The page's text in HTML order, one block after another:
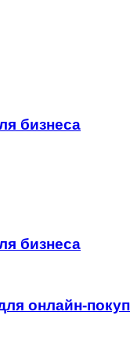
бизнеса
бизнеса
онлайн-